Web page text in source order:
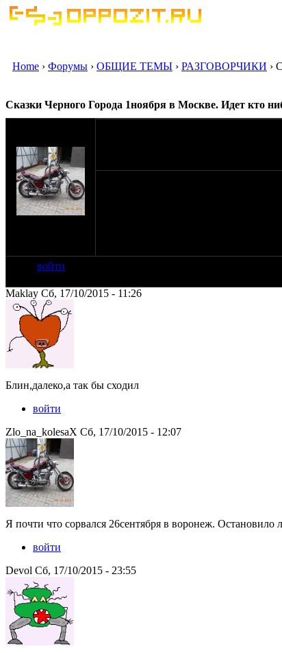
Home › Форумы › ОБЩИЕ ТЕМЫ › РАЗГОВОРЧИКИ ›
Сказки Черного Города 1ноября в Москве. Идет кто
войти
Maklay Сб, 17/10/2015 - 11:26
Блин,далеко,а так бы сходил
войти
Zlo_na_kolesaX Сб, 17/10/2015 - 12:07
Я почти что сорвался 26сентября в воронеж. Остановило
войти
Devol Сб, 17/10/2015 - 23:55